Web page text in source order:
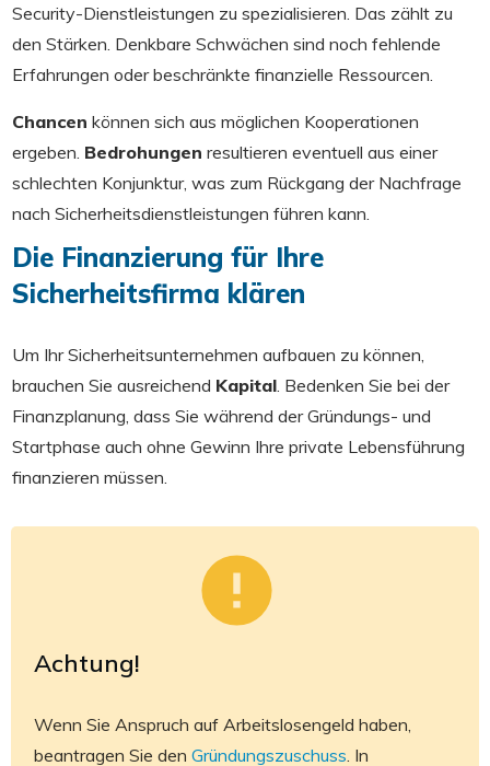
Security-Dienstleistungen zu spezialisieren. Das zählt zu
den Stärken. Denkbare Schwächen sind noch fehlende
Erfahrungen oder beschränkte finanzielle Ressourcen.
Chancen können sich aus möglichen Kooperationen
ergeben. Bedrohungen resultieren eventuell aus einer
schlechten Konjunktur, was zum Rückgang der Nachfrage
nach Sicherheitsdienstleistungen führen kann.
Die Finanzierung für Ihre
Sicherheitsfirma klären
Um Ihr Sicherheitsunternehmen aufbauen zu können,
brauchen Sie ausreichend Kapital . Bedenken Sie bei der
Finanzplanung, dass Sie während der Gründungs- und
Startphase auch ohne Gewinn Ihre private Lebensführung
finanzieren müssen.
Achtung!
Wenn Sie Anspruch auf Arbeitslosengeld haben,
beantragen Sie den Gründungszuschuss . In